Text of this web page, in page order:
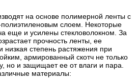
на основе полимерной ленты с
слоем. Некоторые
еще и усилены стекловолокном. За
прочность ленты, ее
низкая степень растяжения при
армированный скотч не только
но и защищает ее от влаги и пара.
материалы: